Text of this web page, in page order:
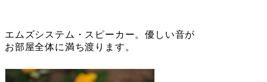
エムズシステム・スピーカー。優しい音が
お部屋全体に満ち渡ります。